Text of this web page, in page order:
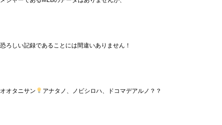
恐ろしい記録であることには間違いありません！
オオタニサン アナタノ、ノビシロハ、ドコマデアルノ？？